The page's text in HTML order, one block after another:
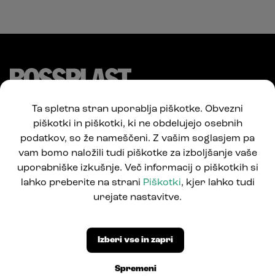
Pod Jelšami 5
1290 Grosuplje, Slovenija
T: +386 1781 0550
info@bossplast.com
Ta spletna stran uporablja piškotke. Obvezni
piškotki in piškotki, ki ne obdelujejo osebnih
podatkov, so že nameščeni. Z vašim soglasjem pa
vam bomo naložili tudi piškotke za izboljšanje vaše
uporabniške izkušnje. Več informacij o piškotkih si
lahko preberite na strani Piškotki, kjer lahko tudi
urejate nastavitve.
Spremeni
Izberi vse in zapri